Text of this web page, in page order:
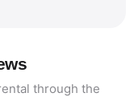
through the